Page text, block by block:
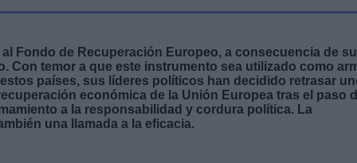
Fondo de Recuperación Europeo, a consecuencia de su
Con temor a que este instrumento sea utilizado como
países, sus líderes políticos han decidido retrasar
económica de la Unión Europea tras el paso
a la responsabilidad y cordura política. La
una llamada a la eficacia.